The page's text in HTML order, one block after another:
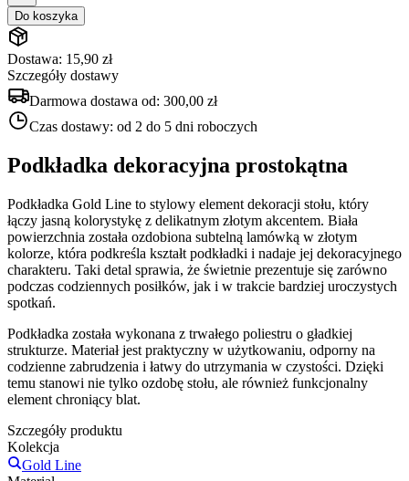
Do koszyka
Dostawa: 15,90 zł
Szczegóły dostawy
Darmowa dostawa od: 300,00 zł
Czas dostawy: od 2 do 5 dni roboczych
Podkładka dekoracyjna prostokątna
Podkładka Gold Line to stylowy element dekoracji stołu, który
łączy jasną kolorystykę z delikatnym złotym akcentem. Biała
powierzchnia została ozdobiona subtelną lamówką w złotym
kolorze, która podkreśla kształt podkładki i nadaje jej dekoracyjnego
charakteru. Taki detal sprawia, że świetnie prezentuje się zarówno
podczas codziennych posiłków, jak i w trakcie bardziej uroczystych
spotkań.
Podkładka została wykonana z trwałego poliestru o gładkiej
strukturze. Materiał jest praktyczny w użytkowaniu, odporny na
codzienne zabrudzenia i łatwy do utrzymania w czystości. Dzięki
temu stanowi nie tylko ozdobę stołu, ale również funkcjonalny
element chroniący blat.
Szczegóły produktu
Kolekcja
Gold Line